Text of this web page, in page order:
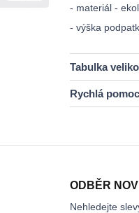
- materiál -
- výška
Tabulka
Rychlá pomoc
ODBĚR
Nehledejte